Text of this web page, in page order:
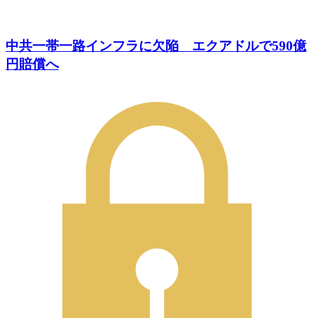
中共一帯一路インフラに欠陥 エクアドルで590億
円賠償へ